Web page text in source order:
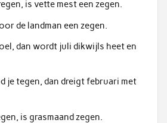
is vette mest een zegen.
de landman een zegen.
dan wordt juli dikwijls heet en
je tegen, dan dreigt februari met
is grasmaand zegen.